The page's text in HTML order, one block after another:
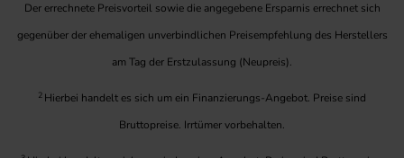
Der errechnete Preisvorteil sowie die angegebene Ersparnis errechnet sich
gegenüber der ehemaligen unverbindlichen Preisempfehlung des Herstellers
am Tag der Erstzulassung (Neupreis).
2 Hierbei handelt es sich um ein Finanzierungs-Angebot. Preise sind
Bruttopreise. Irrtümer vorbehalten.